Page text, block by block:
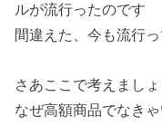
ルが流行ったのです
間違えた、今も流行
さあここで考えましょ
なぜ高額商品でなき